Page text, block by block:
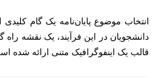
انتخاب موضوع پایان‌نامه یک گام
دانشجویان در این فرآیند، یک نقشه راه
قالب یک اینفوگرافیک متنی ارائه شده